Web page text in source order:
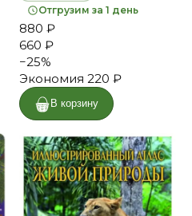
Отгрузим за 1 день
880 ₽
660 ₽
−25%
Экономия 220 ₽
В корзину